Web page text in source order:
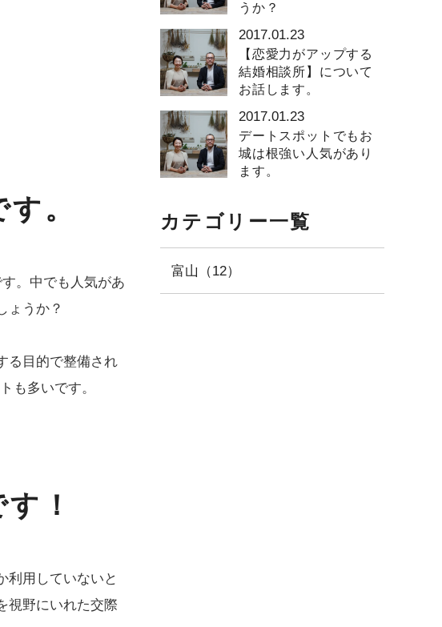
。
。中でも人気があ
ょうか？
る目的で整備され
も多いです。
！
利用していないと
視野にいれた交際
うか？
2017.01.23
【恋愛力がアップする
結婚相談所】について
お話します。
2017.01.23
デートスポットでもお
城は根強い人気があり
ます。
カテゴリー一覧
富山（12）